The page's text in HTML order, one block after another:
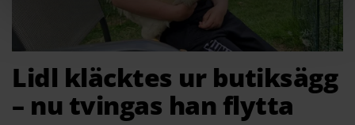
Lidl kläcktes ur butiksägg
– nu tvingas han flytta